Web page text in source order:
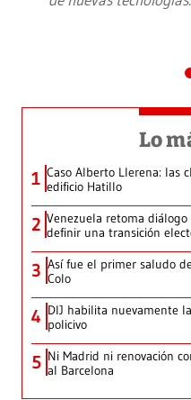
Lo
1 Caso Alberto Llerena: las
edificio Hatillo
2 Venezuela retoma
definir una transición
3 Así fue el primer saludo
Colo
4 DIJ habilita nuevamente
policivo
5 Ni Madrid ni renovación
al Barcelona